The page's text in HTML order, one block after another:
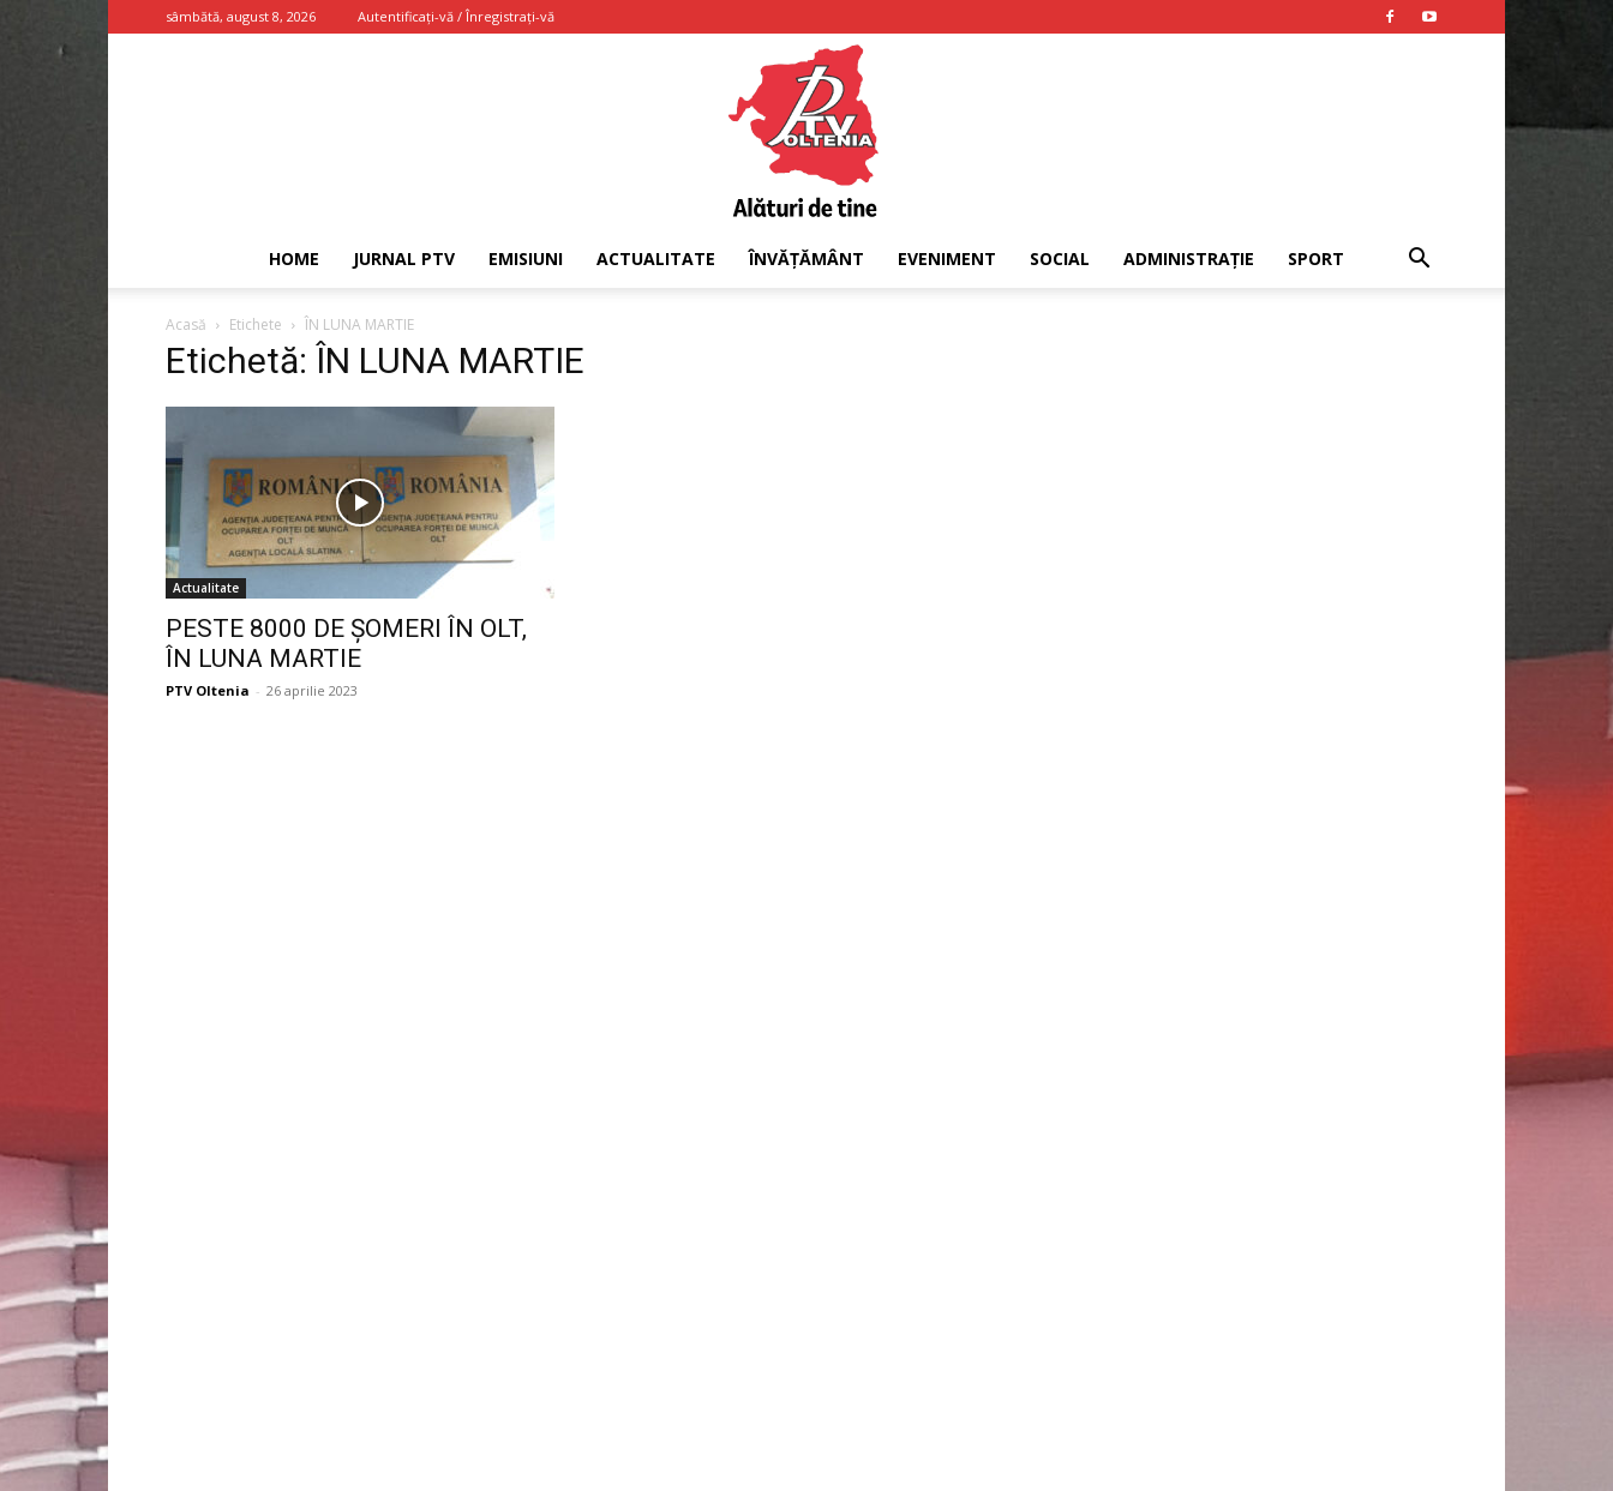
sâmbătă, august 8, 2026 Autentificați-vă / Înregistrați-vă
HOME JURNAL PTV EMISIUNI ACTUALITATE ÎNVĂȚĂMÂNT EVENIMENT SOCIAL ADMINISTRAȚIE SPORT
Acasă Etichete ÎN LUNA MARTIE
Etichetă: ÎN LUNA MARTIE
Actualitate
PESTE 8000 DE ŞOMERI ÎN OLT,
ÎN LUNA MARTIE
PTV Oltenia - 26 aprilie 2023